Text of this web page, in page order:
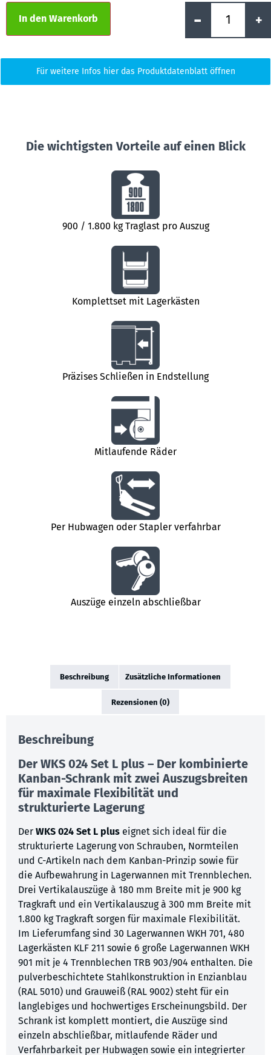
- +
In den Warenkorb
Für weitere Infos hier das Produktdatenblatt öffnen
Die wichtigsten Vorteile auf einen Blick
900 / 1.800 kg Traglast pro Auszug
Komplettset mit Lagerkästen
Präzises Schließen in Endstellung
Mitlaufende Räder
Per Hubwagen oder Stapler verfahrbar
Auszüge einzeln abschließbar
Beschreibung Zusätzliche Informationen
Rezensionen (0)
Beschreibung
Der WKS 024 Set L plus – Der kombinierte
Kanban-Schrank mit zwei Auszugsbreiten
für maximale Flexibilität und
strukturierte Lagerung
Der WKS 024 Set L plus eignet sich ideal für die
strukturierte Lagerung von Schrauben, Normteilen
und C-Artikeln nach dem Kanban-Prinzip sowie für
die Aufbewahrung in Lagerwannen mit Trennblechen.
Drei Vertikalauszüge à 180 mm Breite mit je 900 kg
Tragkraft und ein Vertikalauszug à 300 mm Breite mit
1.800 kg Tragkraft sorgen für maximale Flexibilität.
Im Lieferumfang sind 30 Lagerwannen WKH 701, 480
Lagerkästen KLF 211 sowie 6 große Lagerwannen WKH
901 mit je 4 Trennblechen TRB 903/904 enthalten. Die
pulverbeschichtete Stahlkonstruktion in Enzianblau
(RAL 5010) und Grauweiß (RAL 9002) steht für ein
langlebiges und hochwertiges Erscheinungsbild. Der
Schrank ist komplett montiert, die Auszüge sind
einzeln abschließbar, mitlaufende Räder und
Verfahrbarkeit per Hubwagen sowie ein integrierter